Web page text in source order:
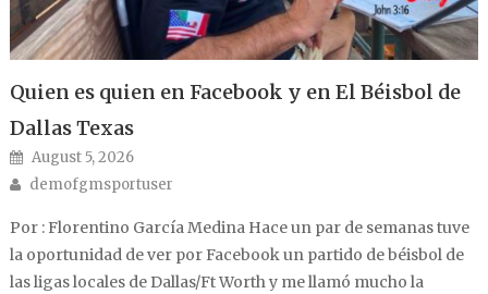
Quien es quien en Facebook y en El Béisbol de
Dallas Texas
Posted on
August 5, 2026
Author
demofgmsportuser
Por : Florentino García Medina Hace un par de semanas tuve
la oportunidad de ver por Facebook un partido de béisbol de
las ligas locales de Dallas/Ft Worth y me llamó mucho la